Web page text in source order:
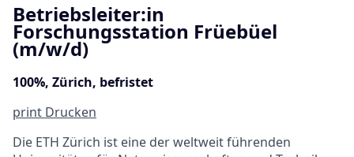
Betriebsleiter:in
Forschungsstation Früebüel
(m/w/d)
100%, Zürich, befristet
print Drucken
Die ETH Zürich ist eine der weltweit führenden